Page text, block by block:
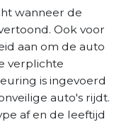
wanneer de
Ook voor
aan om de auto
verplichte
is ingevoerd
auto's rijdt.
af en de leeftijd